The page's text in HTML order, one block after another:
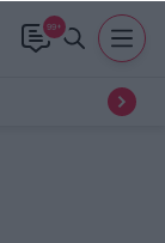
99+